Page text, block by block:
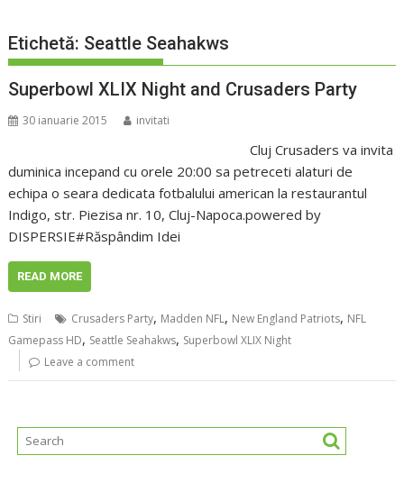
Etichetă: Seattle Seahakws
Superbowl XLIX Night and Crusaders Party
30 ianuarie 2015 invitati
Cluj Crusaders va invita
duminica incepand cu orele 20:00 sa petreceti alaturi de
echipa o seara dedicata fotbalului american la restaurantul
Indigo, str. Piezisa nr. 10, Cluj-Napoca.powered by
DISPERSIE#Răspândim Idei
READ MORE
Stiri Crusaders Party, Madden NFL, New England Patriots, NFL
Gamepass HD, Seattle Seahakws, Superbowl XLIX Night
Leave a comment